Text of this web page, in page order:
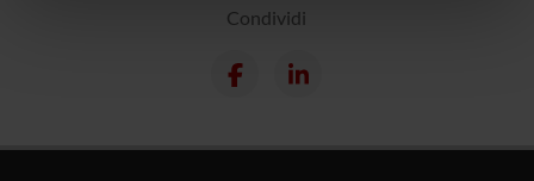
nostri partner che si occupano di analisi dei dati web,
con altre informazioni che hai fornito loro o che hanno
Condividi